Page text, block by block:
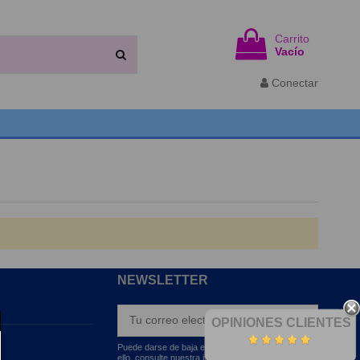
Carrito
Vacío
Conectar
OPINIONES CLIENTES
NEWSLETTER
Puede darse de baja en cualquier momento. Para
ello, consulte nuestra información de contacto en